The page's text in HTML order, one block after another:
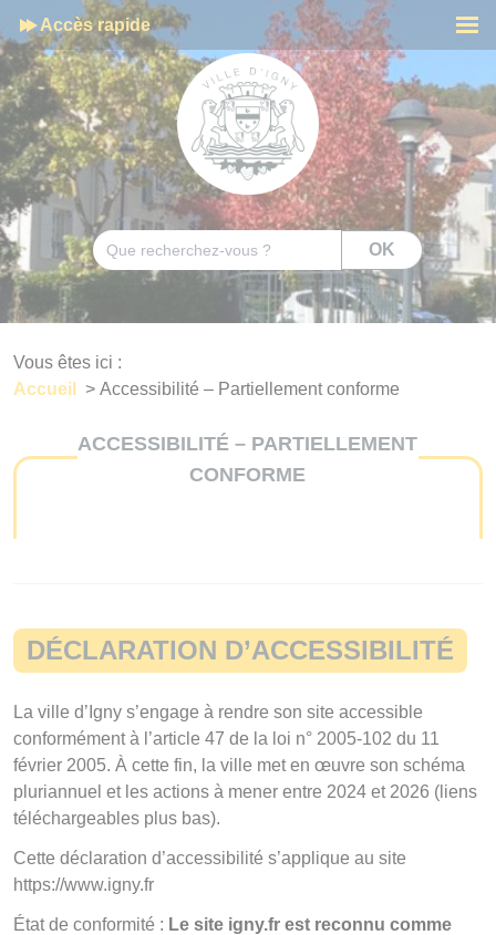
Accès rapide
Rechercher OK
Vous êtes ici :
Accueil
> Accessibilité – Partiellement conforme
ACCESSIBILITÉ – PARTIELLEMENT
CONFORME
DÉCLARATION D’ACCESSIBILITÉ
La ville d’Igny s’engage à rendre son site accessible
conformément à l’article 47 de la loi n° 2005-102 du 11
février 2005. À cette fin, la ville met en œuvre son schéma
pluriannuel et les actions à mener entre 2024 et 2026 (liens
téléchargeables plus bas).
Cette déclaration d’accessibilité s’applique au site
https://www.igny.fr
État de conformité : Le site igny.fr est reconnu comme
Cookies management panel